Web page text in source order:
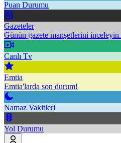
Puan Durumu
Gazeteler
Günün gazete manşetlerini inceleyin.
Canlı Tv
Emtia
Emtia'larda son durum!
Namaz Vakitleri
Yol Durumu